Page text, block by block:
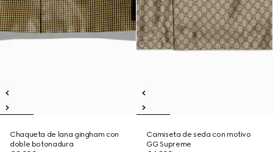
Chaqueta de lana gingham con
doble botonadura
Camiseta de seda con motivo
GG Supreme